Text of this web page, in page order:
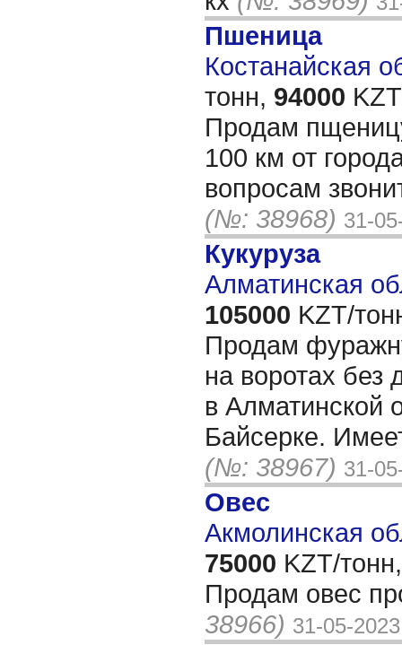
Пшеница
Костанайская
тонн, 94000
Продам
100 км от
вопросам
(№: 38968) 31-
Кукуруза
Алматинская
105000 KZT/
Продам
на воротах без
в Алматинской
Байсерке.
(№: 38967) 31-
Овес
Акмолинская
75000 KZT/тонн,
Продам овес
38966) 31-05-2023